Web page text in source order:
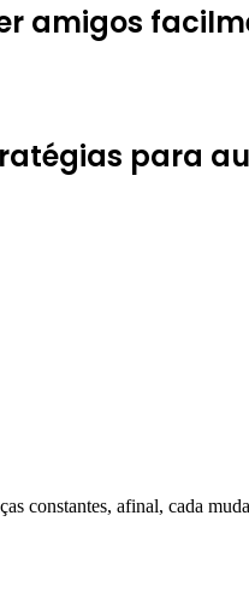
amigos
para
constantes, afinal, cada